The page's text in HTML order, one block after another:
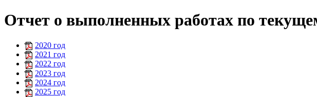
Отчет о выполненных работах по
2020 год
2021 год
2022 год
2023 год
2024 год
2025 год